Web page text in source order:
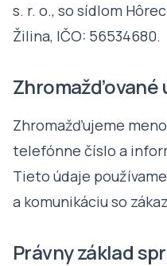
s. r. o., so sídlom
Žilina, IČO: 56534680.
Zhromažďované
Zhromažďujeme
telefónne číslo a
Tieto údaje
a komunikáciu so
Právny základ